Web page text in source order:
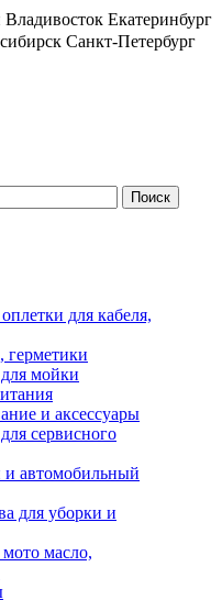
Владивосток Екатеринбург
Санкт-Петербург
для кабеля,
герметики
мойки
и аксессуары
сервисного
автомобильный
для уборки и
масло,